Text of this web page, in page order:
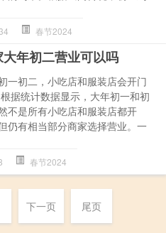
春节2024
大年初二营业可以吗
一初二，小吃店和服装店会开门
据统计数据显示，大年初一和初
不是所有小吃店和服装店都开
仍有相当部分商家选择营业。一
春节2024
下一页 尾页